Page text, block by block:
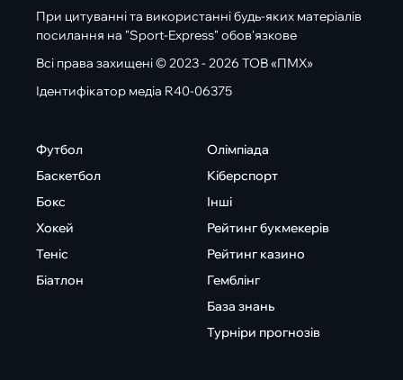
При цитуванні та використанні будь-яких матеріалів
посилання на "Sport-Express" обов'язкове
Всі права захищені © 2023 - 2026 ТОВ «ПМХ»
Ідентифікатор медіа R40-06375
Футбол
Баскетбол
Бокс
Хокей
Теніс
Біатлон
Олімпіада
Кіберспорт
Інші
Рейтинг букмекерів
Рейтинг казино
Гемблінг
База знань
Турніри прогнозів